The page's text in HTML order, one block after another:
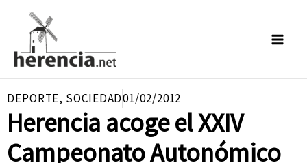
contenido
DEPORTE, SOCIEDAD01/02/2012
Herencia acoge el XXIV
Campeonato Autonómico